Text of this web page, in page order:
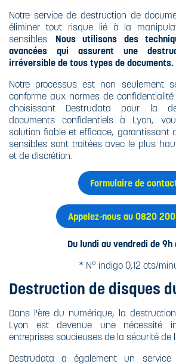
Notre service de destruction de
éliminer tout risque lié à la
sensibles. Nous utilisons des
avancées qui assurent une
irréversible de tous types de documents.
Notre processus est non seulement
conforme aux normes de
choisissant Destrudata pour la
documents confidentiels à Lyon,
solution fiable et efficace, garantissant
sensibles sont traitées avec le plus
et de discrétion.
Formulaire de
Appelez-nous au 0820
Du lundi au vendredi de 9h
* N° indigo 0,12 cts/
Destruction de disques
Dans l'ère du numérique, la
Lyon est devenue une nécessité
entreprises soucieuses de la sécurité de
Destrudata a également un